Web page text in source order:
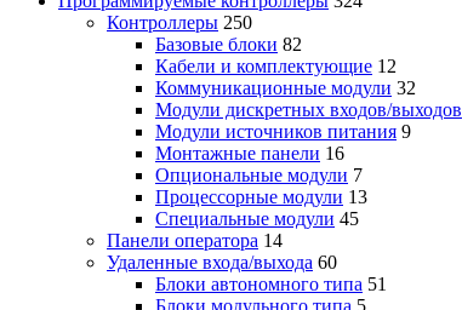
Контроллеры 250
Базовые блоки 82
Кабели и комплектующие 12
Коммуникационные модули 32
Модули дискретных входов/выходов
Модули источников питания 9
Монтажные панели 16
Опциональные модули 7
Процессорные модули 13
Специальные модули 45
Панели оператора 14
Удаленные входа/выхода 60
Блоки автономного типа 51
Блоки модульного типа 5